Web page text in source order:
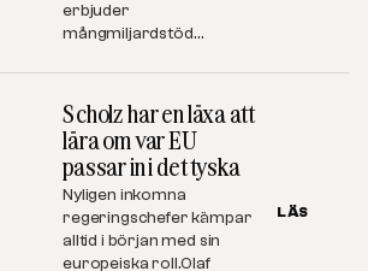
erbjuder
mångmiljardstöd…
Scholz har en läxa att
lära om var EU
passar in i det tyska
Nyligen inkomna
regeringschefer kämpar
alltid i början med sin
europeiska roll.Olaf
LÄS